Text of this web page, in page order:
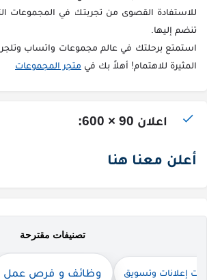
للاستفادة القصوى من تجربتك في المجموعات
تنضم إليها.
استمتع برحلتك في عالم مجموعات واتساب
المثيرة للاهتمام! أهلاً بك في متجر المجموعات
اعلان 90 × 600:
أعلن معنا هنا
تصنيفات مقترحة
إعلانات وتسويق وظائف و فرص عمل